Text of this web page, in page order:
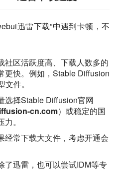
迅雷下载”中遇到卡顿，不
社区活跃度高、下载人数多的
更快。例如，Stable Diffusion
件。
选择Stable Diffusion官网
cn.com）或稳定的国
。
经常下载大文件，考虑开通会
了迅雷，也可以尝试IDM等专